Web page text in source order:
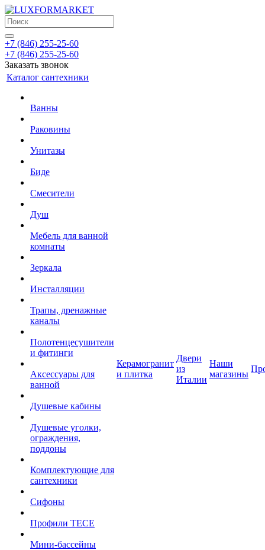
+7 (846) 255-25-60
+7 (846) 255-25-60
Заказать звонок
Каталог сантехники
Ванны
Раковины
Унитазы
Биде
Смесители
Душ
Мебель для ванной
комнаты
Зеркала
Инсталляции
Трапы, дренажные
каналы
Полотенцесушители
и фитинги
Аксессуары для
ванной
Душевые кабины
Душевые уголки,
ограждения,
поддоны
Комплектующие для
сантехники
Сифоны
Профили TECE
Мини-бассейны
Керамогранит
и плитка
Двери
из
Италии
Наши
магазины